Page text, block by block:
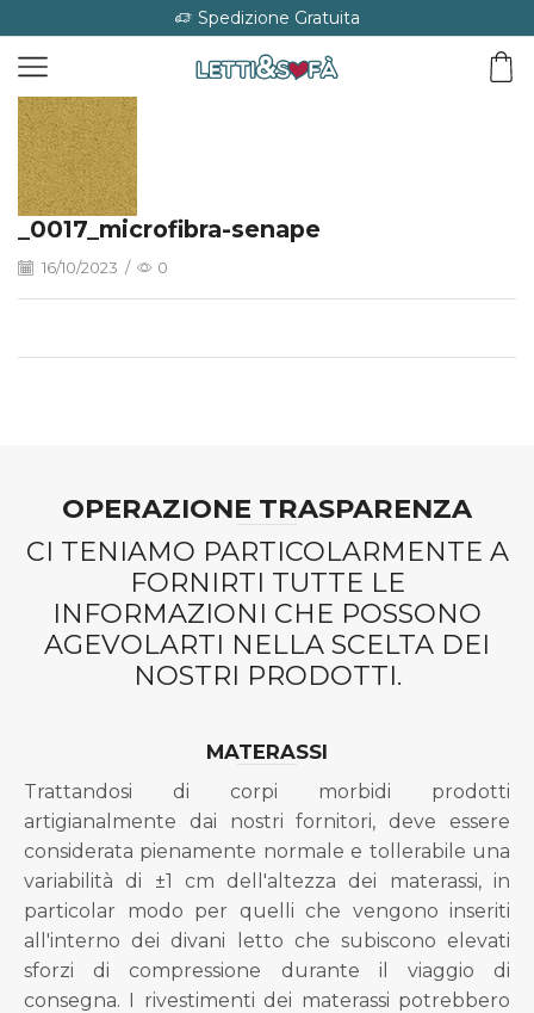
Spedizione Gratuita
_0017_microfibra-senape
16/10/2023 / 0
OPERAZIONE TRASPARENZA
CI TENIAMO PARTICOLARMENTE A
FORNIRTI TUTTE LE
INFORMAZIONI CHE POSSONO
AGEVOLARTI NELLA SCELTA DEI
NOSTRI PRODOTTI.
MATERASSI
Trattandosi di corpi morbidi prodotti
artigianalmente dai nostri fornitori, deve essere
considerata pienamente normale e tollerabile una
variabilità di ±1 cm dell'altezza dei materassi, in
particolar modo per quelli che vengono inseriti
all'interno dei divani letto che subiscono elevati
sforzi di compressione durante il viaggio di
consegna. I rivestimenti dei materassi potrebbero